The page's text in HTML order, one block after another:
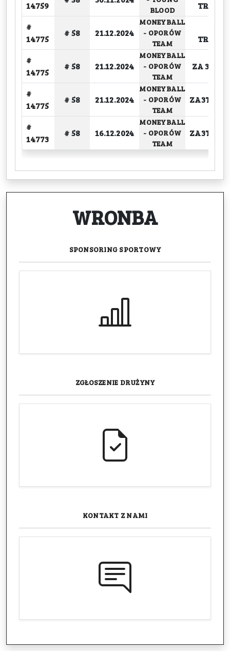
14759
BLOOD
#
14775
# 58 21.12.2024
MONEYBALL
- OPORÓW
TEAM
#
14775
# 58 21.12.2024
MONEYBALL
- OPORÓW
TEAM
ZA 3
#
14775
# 58 21.12.2024
MONEYBALL
- OPORÓW
TEAM
#
14773
# 58 16.12.2024
MONEYBALL
- OPORÓW
TEAM
WRONBA
SPONSORING SPORTOWY
ZGŁOSZENIE DRUŻYNY
KONTAKT Z NAMI